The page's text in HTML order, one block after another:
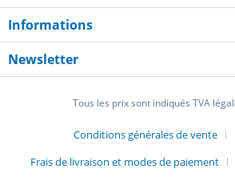
Informations
Newsletter
Tous les prix sont indiqués TVA
Conditions générales de vente
Frais de livraison et modes de paiement